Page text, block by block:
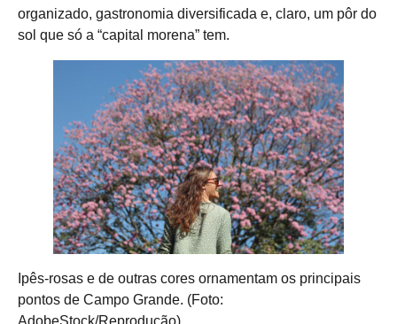
organizado, gastronomia diversificada e, claro, um pôr do
sol que só a “capital morena” tem.
Ipês-rosas e de outras cores ornamentam os principais
pontos de Campo Grande. (Foto:
AdobeStock/Reprodução)